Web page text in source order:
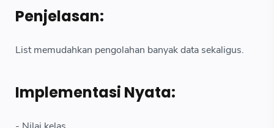
Penjelasan:
List memudahkan pengolahan banyak data sekaligus.
Implementasi Nyata: